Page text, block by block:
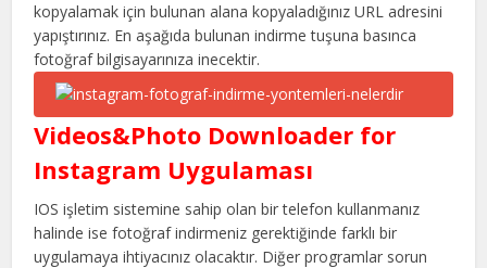
kopyalamak için bulunan alana kopyaladığınız URL adresini
yapıştırınız. En aşağıda bulunan indirme tuşuna basınca
fotoğraf bilgisayarınıza inecektir.
Videos&Photo Downloader for
Instagram Uygulaması
IOS işletim sistemine sahip olan bir telefon kullanmanız
halinde ise fotoğraf indirmeniz gerektiğinde farklı bir
uygulamaya ihtiyacınız olacaktır. Diğer programlar sorun